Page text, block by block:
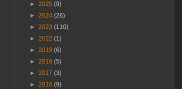
► 2025 (9)
► 2024 (26)
► 2023 (110)
► 2022 (1)
► 2019 (6)
► 2018 (5)
► 2017 (3)
► 2016 (9)